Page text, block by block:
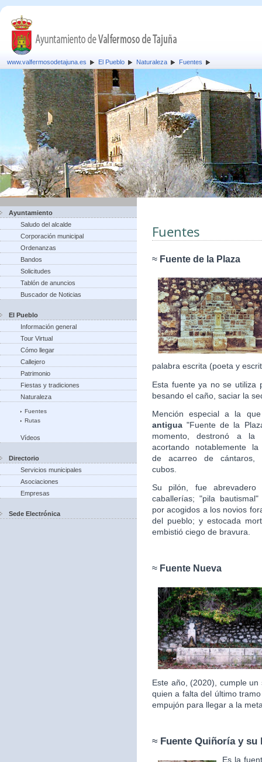
www.valfermosodetajuna.es El Pueblo Naturaleza Fuentes
Ayuntamiento
Saludo del alcalde
Corporación municipal
Ordenanzas
Bandos
Solicitudes
Tablón de anuncios
Buscador de Noticias
El Pueblo
Información general
Tour Virtual
Cómo llegar
Callejero
Patrimonio
Fiestas y tradiciones
Naturaleza
Fuentes
Rutas
Vídeos
Directorio
Servicios municipales
Asociaciones
Empresas
Sede Electrónica
Fuentes
≈ Fuente de la Plaza
palabra escrita (poeta y
Esta fuente ya no se utiliza
besando el caño, saciar la
Mención especial a la
antigua "Fuente de la
momento, destronó a la
acortando notablemente la
de acarreo de cántaros,
cubos.
Su pilón, fue abrevadero
caballerías; "pila
por acogidos a los novios
del pueblo; y estocada
embistió ciego de bravura.
≈ Fuente Nueva
Este año, (2020), cumple
quien a falta del último
empujón para llegar a la
≈ Fuente Quiñoría y su
Es la